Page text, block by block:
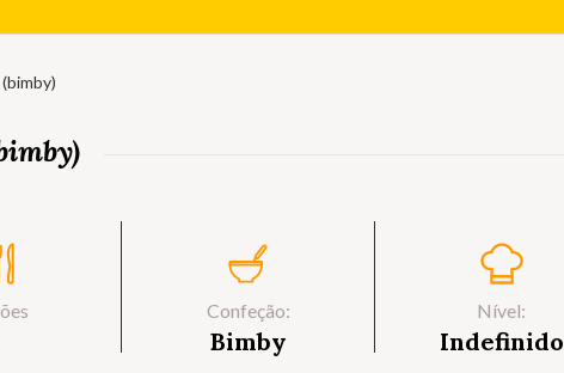
Confeção:
Bimby
Nível:
Indefinido